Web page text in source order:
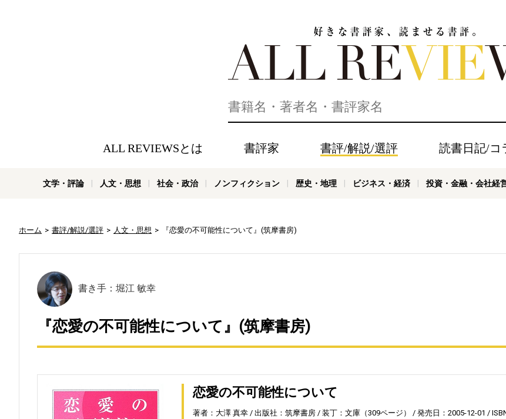
ALL REVIEWSとは 書評家 書評/解説/選評 読書日記/コ
文学・評論 人文・思想 社会・政治 ノンフィクション 歴史・地理 ビジネス・経済 投資・金融・会社経
ホーム 書評/解説/選評 人文・思想 『恋愛の不可能性について』(筑摩書房)
書き手：堀江 敏幸
『恋愛の不可能性について』(筑摩書房)
恋愛の不可能性について
著者：大澤 真幸 出版社：筑摩書房 装丁：文庫（309ページ） 発売日：2005-12-01